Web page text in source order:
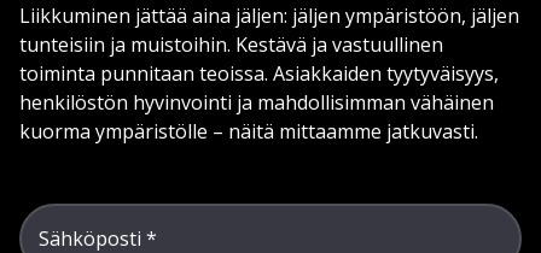
Liikkuminen jättää aina jäljen: jäljen ympäristöön, jäljen
tunteisiin ja muistoihin. Kestävä ja vastuullinen
toiminta punnitaan teoissa. Asiakkaiden tyytyväisyys,
henkilöstön hyvinvointi ja mahdollisimman vähäinen
kuorma ympäristölle – näitä mittaamme jatkuvasti.
Sähköposti